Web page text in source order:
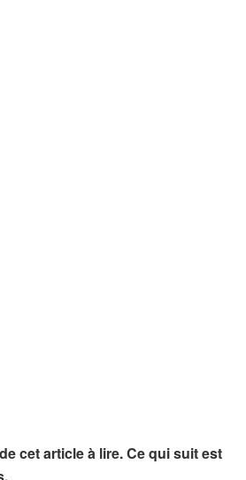
cet article à lire. Ce qui suit est